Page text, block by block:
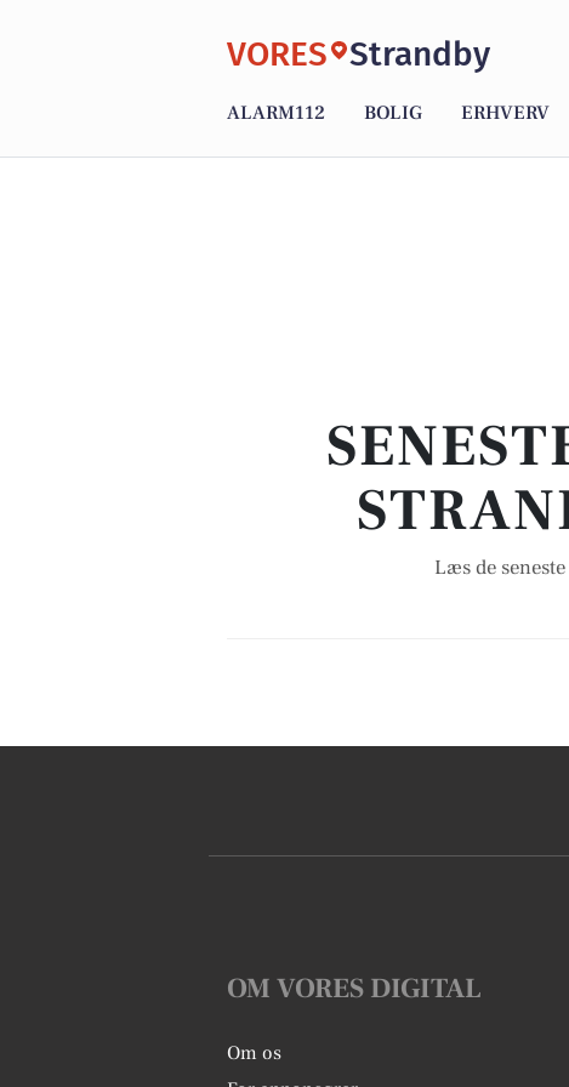
VORES Strandby
ALARM112 BOLIG ERHVERV
Læs de
OM VORES DIGITAL
Om os